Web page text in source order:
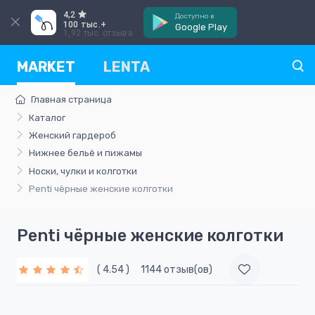
4,2
100 тыс.+
1,92 тыс. отзыва
Доступно в
Google Play
MARKET LENTA
Главная страница
Каталог
Женский гардероб
Нижнее бельё и пижамы
Носки, чулки и колготки
Penti чёрные женские колготки
Penti чёрные женские колготки
( 4.54 ) 1144 отзыв(ов)